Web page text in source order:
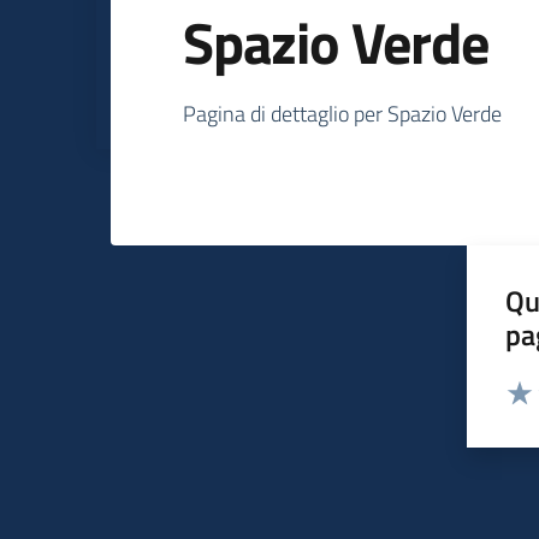
Spazio Verde
Dettagli su
Pagina di dettaglio per Spazio Verde